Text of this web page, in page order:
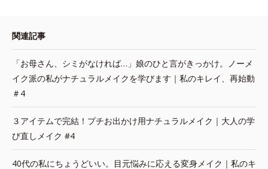
関連記事
「お母さん、シミがなければ…」娘のひと言がきっかけ。ノーメ
イク派の私がナチュラルメイクを学びます｜私のキレイ、再始動
＃4
３アイテムで完結！プチお出かけ用ナチュラルメイク｜大人の学
び直しメイク #4
40代の私にちょうどいい。目元悩みに応える変身メイク｜私のキ